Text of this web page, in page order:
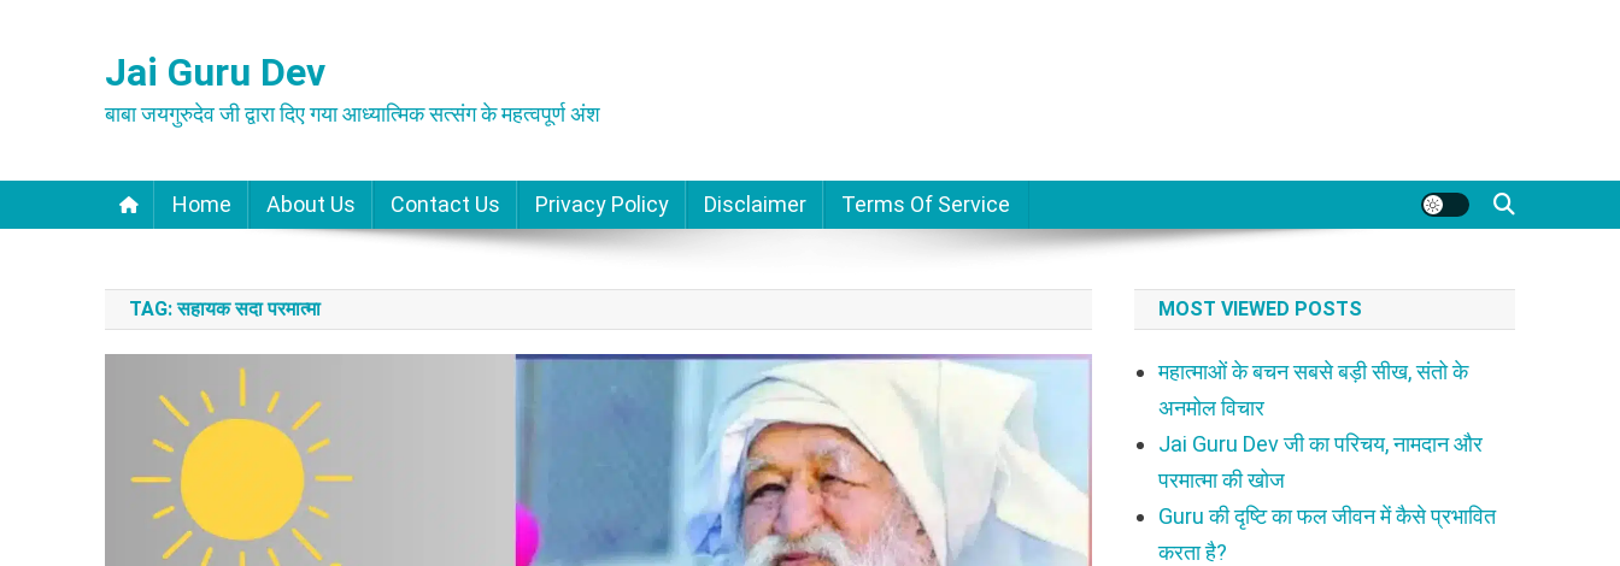
Jai Guru Dev
बाबा जयगुरुदेव जी द्वारा दिए गया आध्यात्मिक सत्संग के महत्वपूर्ण अंश
Home About Us Contact Us Privacy Policy Disclaimer Terms Of Service
TAG:सहायक सदा परमात्मा MOST VIEWED POSTS
महात्माओं के बचन सबसे बड़ी सीख, संतो के
अनमोल विचार
Jai Guru Dev जी का परिचय, नामदान और
परमात्मा की खोज
Guru की दृष्टि का फल जीवन में कैसे प्रभावित
करता है?